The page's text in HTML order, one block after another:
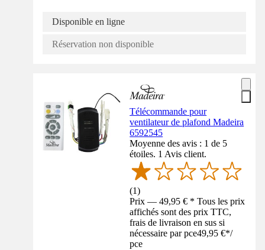
Disponible en ligne
Réservation non disponible
Télécommande pour
ventilateur de plafond Madeira
6592545
Moyenne des avis : 1 de 5
étoiles. 1 Avis client.
(1)
Prix — 49,95 € * Tous les prix
affichés sont des prix TTC,
frais de livraison en sus si
nécessaire par pce49,95 €*/
pce